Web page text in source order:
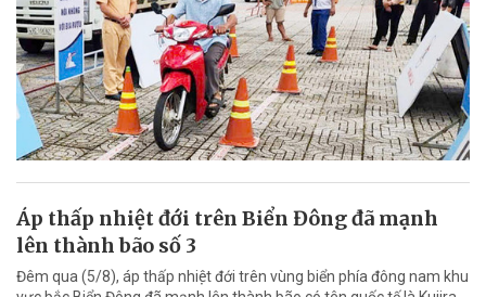
Áp thấp nhiệt đới trên Biển Đông đã mạnh
lên thành bão số 3
Đêm qua (5/8), áp thấp nhiệt đới trên vùng biển phía đông nam khu